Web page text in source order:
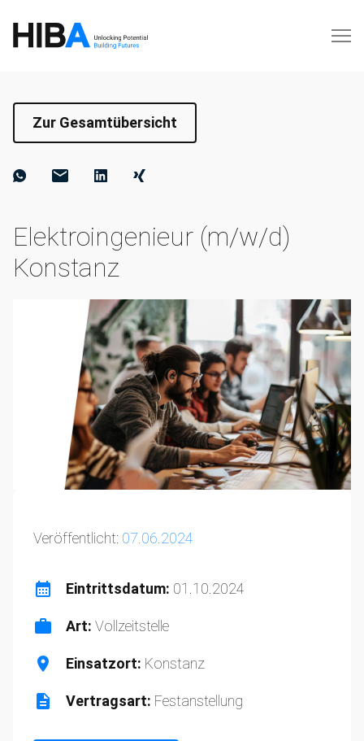
Zur Gesamtübersicht
Elektroingenieur (m/w/d)
Konstanz
Veröffentlicht: 07.06.2024
Eintrittsdatum: 01.10.2024
Art: Vollzeitstelle
Einsatzort: Konstanz
Vertragsart: Festanstellung